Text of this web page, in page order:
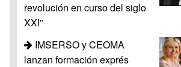
revolución en curso del siglo
XXI”
IMSERSO y CEOMA
lanzan formación exprés